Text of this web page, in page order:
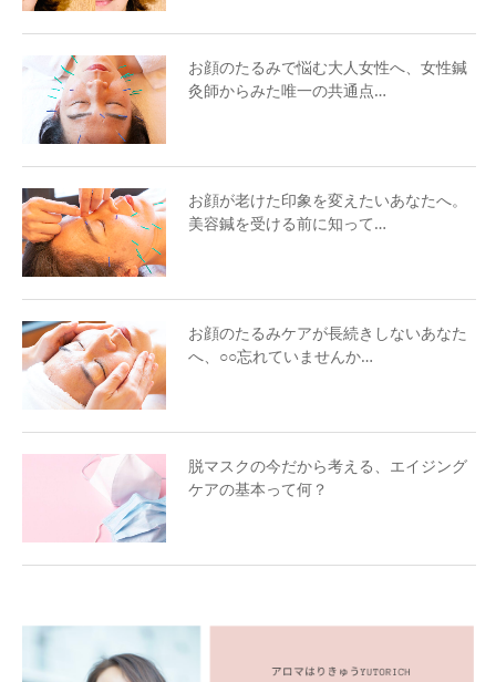
お顔のたるみで悩む大人女性へ、女性鍼
灸師からみた唯一の共通点…
お顔が老けた印象を変えたいあなたへ。
美容鍼を受ける前に知って…
お顔のたるみケアが長続きしないあなた
へ、○○忘れていませんか…
脱マスクの今だから考える、エイジング
ケアの基本って何？